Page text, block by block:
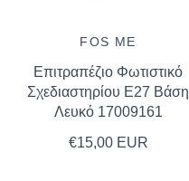
FOS ME
Επιτραπέζιο Φωτιστικό
Σχεδιαστηρίου E27 Βάση
Λευκό 17009161
€15,00 EUR